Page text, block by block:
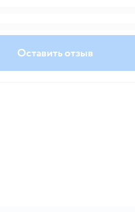
Оставить отзыв